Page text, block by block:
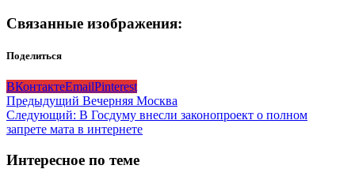
Связанные изображения:
Поделиться
ВКонтактеEmailPinterest
Навигация
записи
Предыдущий Вечерняя Москва
Следующий: В Госдуму внесли законопроект о полном
запрете мата в интернете
Интересное по теме